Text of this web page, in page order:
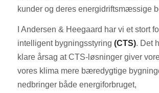
kunder og deres energidriftsmæssige
I Andersen & Heegaard har vi et stort
intelligent bygningsstyring (CTS). Det
klare årsag at CTS-løsninger giver
vores klima mere bæredygtige
nedbringer både energiforbruget,